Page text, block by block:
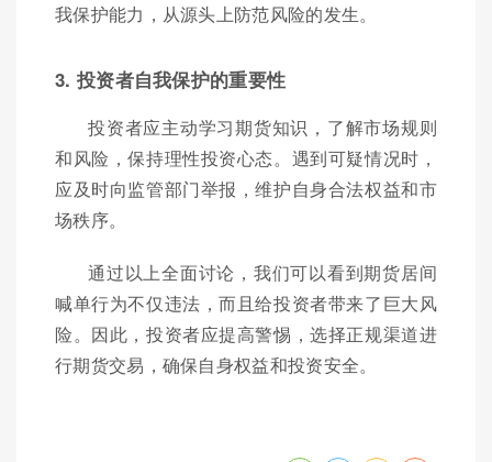
我保护能力，从源头上防范风险的发生。
3. 投资者自我保护的重要性
投资者应主动学习期货知识，了解市场规则
和风险，保持理性投资心态。遇到可疑情况时，
应及时向监管部门举报，维护自身合法权益和市
场秩序。
通过以上全面讨论，我们可以看到期货居间
喊单行为不仅违法，而且给投资者带来了巨大风
险。因此，投资者应提高警惕，选择正规渠道进
行期货交易，确保自身权益和投资安全。